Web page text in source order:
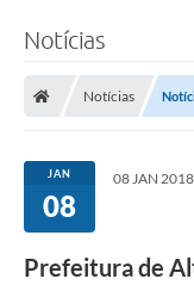
Notícias
Notícias
JAN
08
08 JAN 2018
Prefeitura de